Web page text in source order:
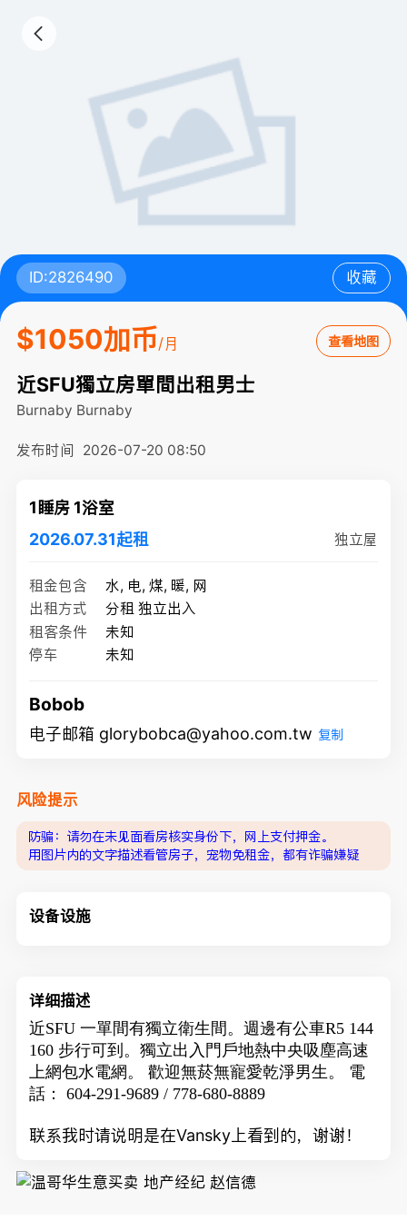
ID:2826490 收藏
$1050加币/月 查看地图
近SFU獨立房單間出租男士
Burnaby Burnaby
发布时间 2026-07-20 08:50
1睡房 1浴室
2026.07.31起租
独立屋
租金包含
水, 电, 煤, 暖, 网
出租方式
分租 独立出入
租客条件
未知
停车
未知
Bobob
电子邮箱 glorybobca@yahoo.com.tw 复制
风险提示
防骗：请勿在未见面看房核实身份下，网上支付押金。
用图片内的文字描述看管房子，宠物免租金，都有诈骗嫌疑
设备设施
详细描述
近SFU 一單間有獨立衛生間。週邊有公車R5 144
160 步行可到。獨立出入門戶地熱中央吸塵高速
上網包水電網。 歡迎無菸無寵愛乾淨男生。 電
話： 604-291-9689 / 778-680-8889
联系我时请说明是在Vansky上看到的，谢谢！